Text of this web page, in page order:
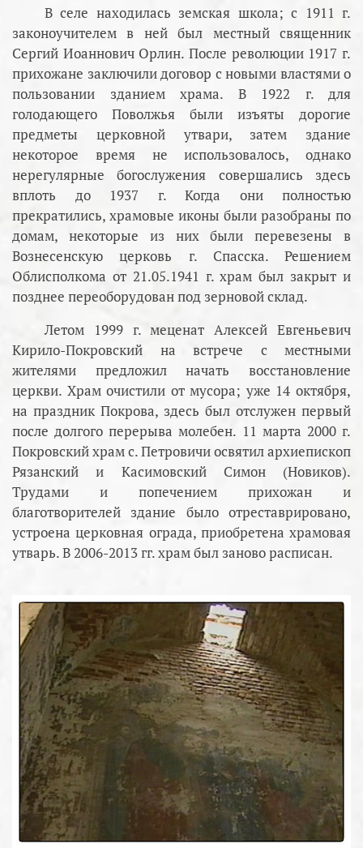
В селе находилась земская школа; с 1911 г.
законоучителем в ней был местный священник
Сергий Иоаннович Орлин. После революции 1917 г.
прихожане заключили договор с новыми властями о
пользовании зданием храма. В 1922 г. для
голодающего Поволжья были изъяты дорогие
предметы церковной утвари, затем здание
некоторое время не использовалось, однако
нерегулярные богослужения совершались здесь
вплоть до 1937 г. Когда они полностью
прекратились, храмовые иконы были разобраны по
домам, некоторые из них были перевезены в
Вознесенскую церковь г. Спасска. Решением
Облисполкома от 21.05.1941 г. храм был закрыт и
позднее переоборудован под зерновой склад.
Летом 1999 г. меценат Алексей Евгеньевич
Кирило-Покровский на встрече с местными
жителями предложил начать восстановление
церкви. Храм очистили от мусора; уже 14 октября,
на праздник Покрова, здесь был отслужен первый
после долгого перерыва молебен. 11 марта 2000 г.
Покровский храм с. Петровичи освятил архиепископ
Рязанский и Касимовский Симон (Новиков).
Трудами и попечением прихожан и
благотворителей здание было отреставрировано,
устроена церковная ограда, приобретена храмовая
утварь. В 2006-2013 гг. храм был заново расписан.